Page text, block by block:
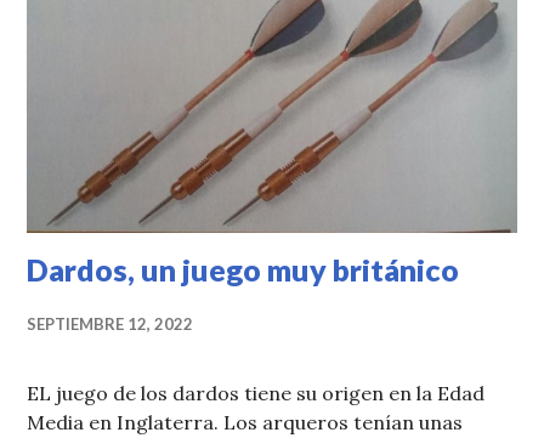
Dardos, un juego muy británico
SEPTIEMBRE 12, 2022
EL juego de los dardos tiene su origen en la Edad
Media en Inglaterra. Los arqueros tenían unas